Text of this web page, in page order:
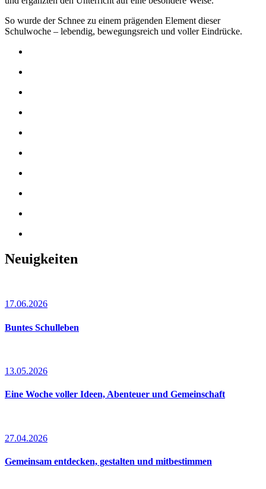
So wurde der Schnee zu einem prägenden Element dieser
Schulwoche – lebendig, bewegungsreich und voller Eindrücke.
Neuigkeiten
17.06.2026
Buntes Schulleben
13.05.2026
Eine Woche voller Ideen, Abenteuer und Gemeinschaft
27.04.2026
Gemeinsam entdecken, gestalten und mitbestimmen